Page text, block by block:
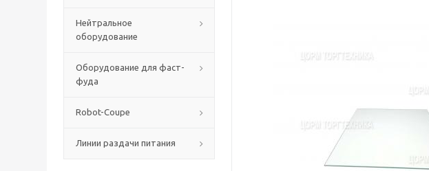
Нейтральное
оборудование
Оборудование для фаст-
фуда
Robot-Coupe
Линии раздачи питания